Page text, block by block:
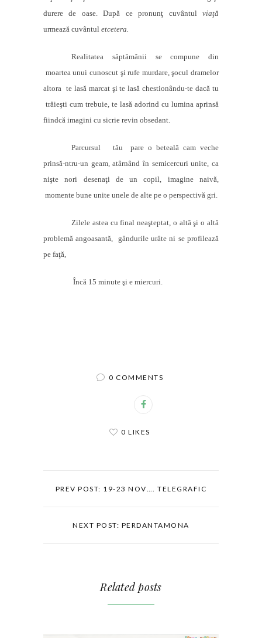
durere de oase. După ce pronunţ cuvântul viaţă
urmează cuvântul etcetera.
Realitatea săptămânii se compune din
moartea unui cunoscut şi rufe murdare, şocul dramelor
altora te lasă marcat şi te lasă chestionându-te dacă tu
trăieşti cum trebuie, te lasă adorind cu lumina aprinsă
fiindcă imagini cu sicrie revin obsedant.
Parcursul tău
pare o beteală cam veche
prinsă-ntru-un geam, atârnând în semicercuri unite, ca
nişte nori desenaţi de un copil, imagine naivă,
momente bune unite unele de alte pe o perspectivă gri.
Zilele astea cu final neaşteptat, o altă şi o altă
problemă angoasantă, gândurile urâte ni se profilează
pe faţă,
Încă 15 minute şi e miercuri.
0 COMMENTS
0 LIKES
PREV POST: 19-23 NOV…. TELEGRAFIC
NEXT POST: PERDANTAMONA
Related posts